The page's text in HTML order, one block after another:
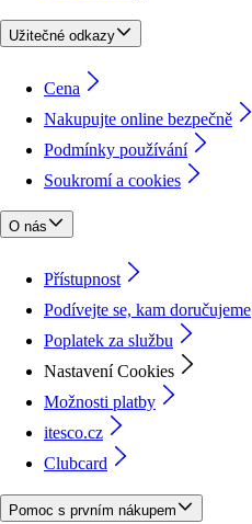
Užitečné odkazy
Cena
Nakupujte online bezpečně
Podmínky používání
Soukromí a cookies
O nás
Přístupnost
Podívejte se, kam doručujeme
Poplatek za službu
Nastavení Cookies
Možnosti platby
itesco.cz
Clubcard
Pomoc s prvním nákupem